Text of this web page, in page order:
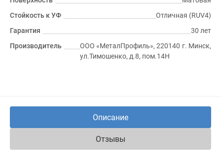
Стойкость к УФ
Отличная (RUV4)
Гарантия
30 лет
Производитель
ООО «МеталПрофиль», 220140 г. Минск,
ул.Тимошенко, д.8, пом.14Н
Описание
Отзывы